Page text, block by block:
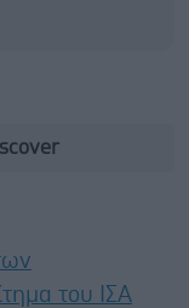
του ΙΣΑ